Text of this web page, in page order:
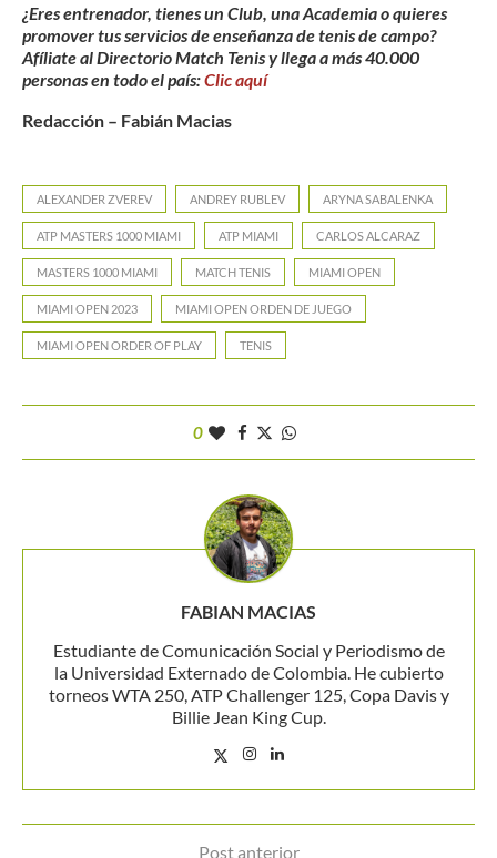
¿Eres entrenador, tienes un Club, una Academia o quieres
promover tus servicios de enseñanza de tenis de campo?
Afíliate al Directorio Match Tenis y llega a más 40.000
personas en todo el país:Clic aquí
Redacción – Fabián Macias
ALEXANDER ZVEREV ANDREY RUBLEV ARYNA SABALENKA
ATP MASTERS 1000 MIAMI ATP MIAMI CARLOS ALCARAZ
MASTERS 1000 MIAMI MATCH TENIS MIAMI OPEN
MIAMI OPEN 2023 MIAMI OPEN ORDEN DE JUEGO
MIAMI OPEN ORDER OF PLAY TENIS
0
FABIAN MACIAS
Estudiante de Comunicación Social y Periodismo de
la Universidad Externado de Colombia. He cubierto
torneos WTA 250, ATP Challenger 125, Copa Davis y
Billie Jean King Cup.
Post anterior